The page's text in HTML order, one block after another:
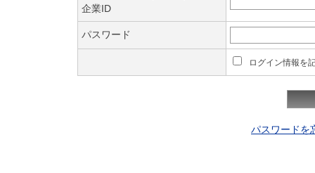
企業ID
パスワード
ログイン情報を
パスワードを